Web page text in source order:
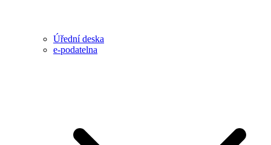
Úřední deska
e-podatelna